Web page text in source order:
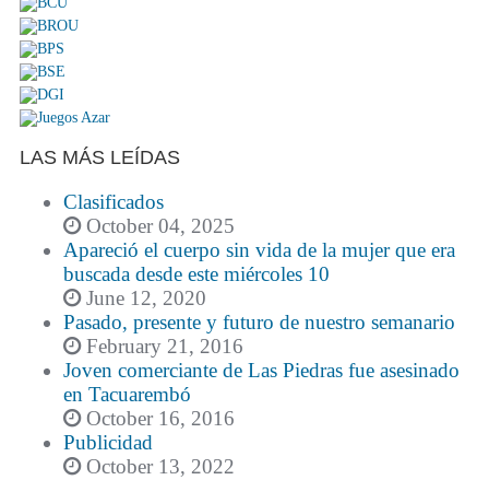
LAS MÁS LEÍDAS
Clasificados
October 04, 2025
Apareció el cuerpo sin vida de la mujer que era
buscada desde este miércoles 10
June 12, 2020
Pasado, presente y futuro de nuestro semanario
February 21, 2016
Joven comerciante de Las Piedras fue asesinado
en Tacuarembó
October 16, 2016
Publicidad
October 13, 2022